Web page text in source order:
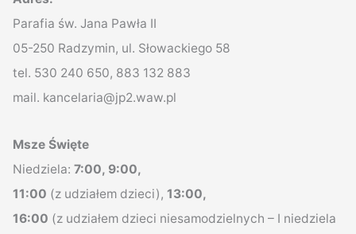
Parafia św. Jana Pawła II
05-250 Radzymin, ul. Słowackiego 58
tel. 530 240 650, 883 132 883
mail. kancelaria@jp2.waw.pl
Msze Święte
Niedziela: 7:00, 9:00,
11:00 (z udziałem dzieci), 13:00,
16:00 (z udziałem dzieci niesamodzielnych – I niedziela